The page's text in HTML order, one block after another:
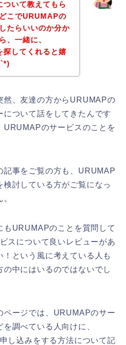
いて教えてもら
こでURUMAPの
たらいいのか分か
、一緒に、
してくれると嬉
然、友達の方からURUMAPの
ついて話をしてきたんです
URUMAPのサービスのことを
記事をご覧の方も、URUMAP
討している方がご覧になっ
もURUMAPのことを質問して
スについて良いレビューがあ
！という風に考えている人も
の中にはいるのではないでし
ページでは、URUMAPのサー
調べている人向けに、
し込みをする方法について記